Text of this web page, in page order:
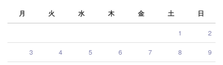
月
火 水 木 金 土 日
1 2
3 4 5 6 7 8 9